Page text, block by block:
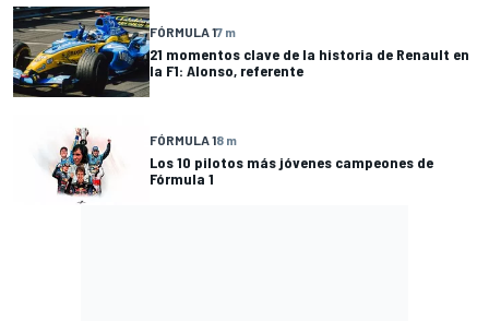
FÓRMULA 17 m
21 momentos clave de la historia de Renault en
la F1: Alonso, referente
FÓRMULA 18 m
Los 10 pilotos más jóvenes campeones de
Fórmula 1